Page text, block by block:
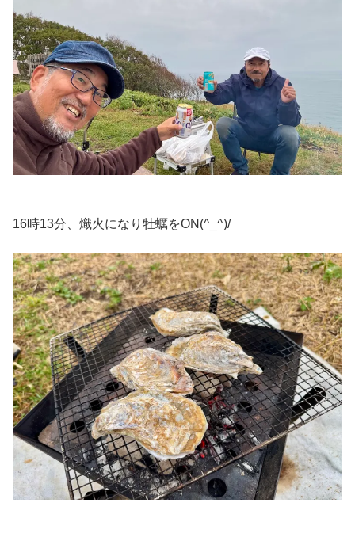
16時13分、熾火になり牡蠣をON(^_^)/